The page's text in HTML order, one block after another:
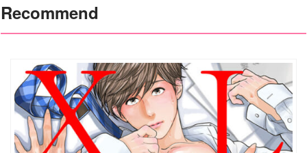
Recommend